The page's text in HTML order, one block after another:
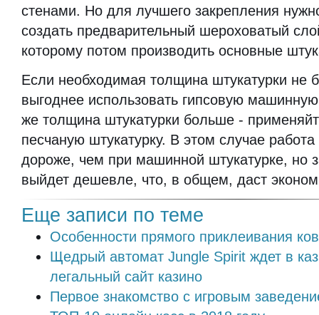
стенами. Но для лучшего закрепления
создать предварительный шероховатый
которому потом производить основные
Если необходимая толщина штукатурки не
выгоднее использовать гипсовую
же толщина штукатурки больше -
песчаную штукатурку. В этом случае работа
дороже, чем при машинной штукатурке, но
выйдет дешевле, что, в общем, даст
Еще записи по теме
Особенности прямого приклеивания
Щедрый автомат Jungle Spirit ждет в
легальный сайт казино
Первое знакомство с игровым